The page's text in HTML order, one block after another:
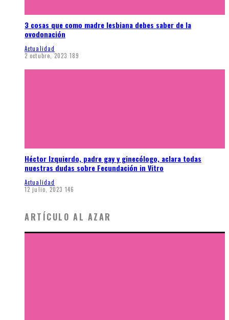
3 cosas que como madre lesbiana debes saber de la
ovodonación
Actualidad
2 octubre, 2023 189
Héctor Izquierdo, padre gay y ginecólogo, aclara todas
nuestras dudas sobre Fecundación in Vitro
Actualidad
12 julio, 2023 146
ARTÍCULO AL AZAR